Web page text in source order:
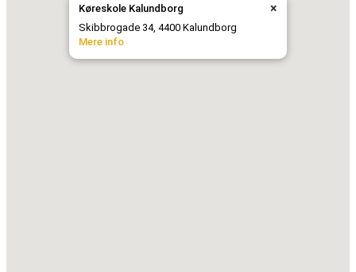
×
Køreskole Kalundborg
Skibbrogade 34, 4400 Kalundborg
Mere info